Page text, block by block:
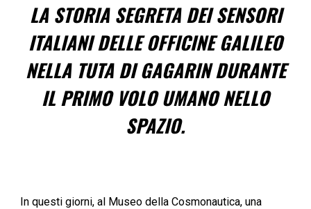
LA STORIA SEGRETA DEI SENSORI
ITALIANI DELLE OFFICINE GALILEO
NELLA TUTA DI GAGARIN DURANTE
IL PRIMO VOLO UMANO NELLO
SPAZIO.
In questi giorni, al Museo della Cosmonautica, una